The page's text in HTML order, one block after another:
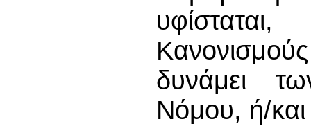
δυνάμει
Νόμου, ή/και